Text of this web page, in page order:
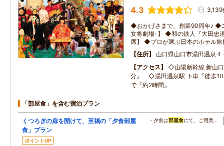
4.3 3,139
◆おかげさまで、創業90周年♪ ◆
女将劇場-】 ◆和の鉄人『大田忠
席】 ◆プロが選ぶ日本のホテル
住所
山口県山口市湯田温泉４
アクセス
◇山陽新幹線 新山
分』 ◇湯田温泉駅 下車『徒歩
で『約2時間』
「部屋食」を含む宿泊プラン
くつろぎの扉を開けて、至福の「夕食部屋
食」プラン
ポイントUP
・夕食は部屋食にて、ご用意…